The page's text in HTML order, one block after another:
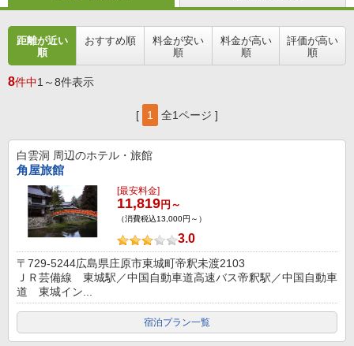
距離が近い
順
おすすめ順
料金が安い
順
料金が高い
順
評価が高い
順
8件中1～8件表示
[ 1 全1ページ ]
白雲洞 周辺のホテル・旅館
角屋旅館
[最安料金]
11,819円～
（消費税込13,000円～）
3.0
〒729-5244広島県庄原市東城町帝釈未渡2103
ＪＲ芸備線 東城駅／中国自動車道高速バス帝釈駅／中国自動車
道 東城イン...
宿泊プラン一覧